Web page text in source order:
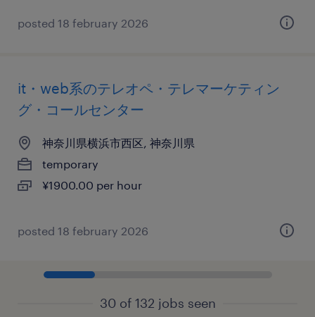
posted 18 february 2026
it・web系のテレオペ・テレマーケティン
グ・コールセンター
神奈川県横浜市西区, 神奈川県
temporary
¥1900.00 per hour
posted 18 february 2026
30 of 132 jobs seen